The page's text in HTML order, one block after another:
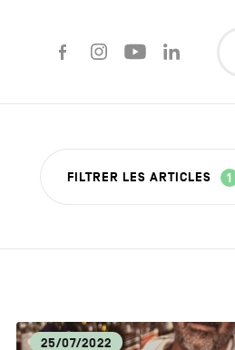
FacebookInstagramYoutube
FILTRER LES ARTICLES 1
25/07/2022